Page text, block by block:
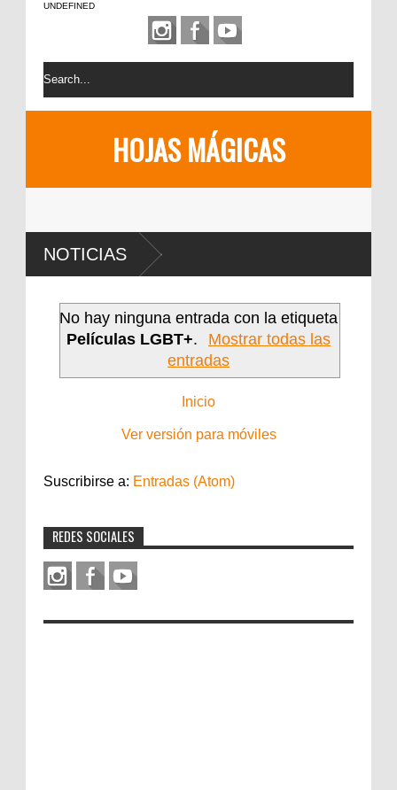
UNDEFINED
HOJAS MÁGICAS
NOTICIAS
No hay ninguna entrada con la etiqueta
Películas LGBT+.
Mostrar todas las
entradas
Inicio
Ver versión para móviles
Suscribirse a: Entradas (Atom)
REDES SOCIALES